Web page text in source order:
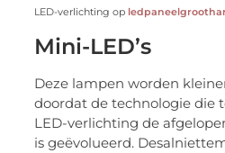
LED-verlichting op
Mini-LED’s
Deze lampen worden
doordat de technologie die
LED-verlichting de
is geëvolueerd.